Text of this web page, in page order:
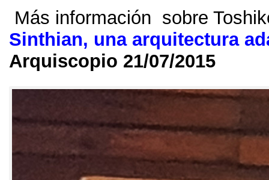
Más información sobre
Sinthian, una arquitectura
Arquiscopio 21/07/2015